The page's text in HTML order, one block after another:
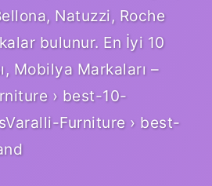
​​​​​​​​Natuzzi, Roche
bulunur. En İyi 10
Mobilya Markaları –
› best-10-
Furniture › best-